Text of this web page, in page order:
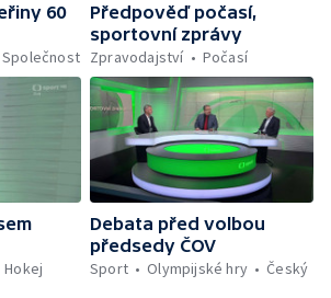
60
Společnost
Předpověď počasí,
sportovní zprávy
Zpravodajství
Počasí
Hokej
Debata před volbou
předsedy ČOV
Sport
Olympijské hry Český